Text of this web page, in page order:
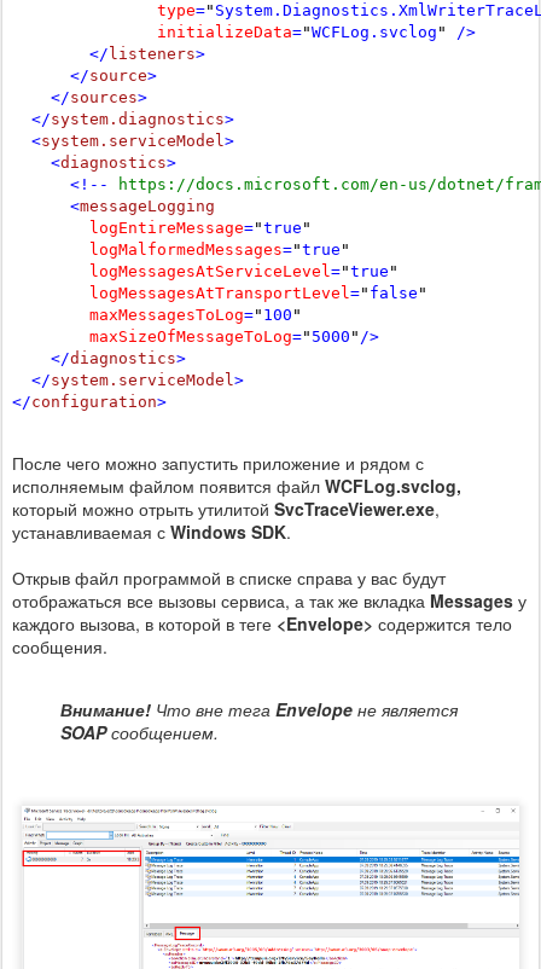
type="
initializeData="WCFLog.svclog "
/>
</ listeners>
</source>
</sources>
</system.diagnostics>
<system.serviceModel>
<diagnostics>
<!--
https://docs.microsoft.com/en-us/dotnet/
<messageLogging
logEntireMessage="true
logMalformedMessages="true
logMessagesAtServiceLevel="true
logMessagesAtTransportLevel=" false
maxMessagesToLog=" 100
maxSizeOfMessageToLog=" 5000 " />
</diagnostics>
</system.serviceModel>
</configuration>
После чего можно запустить приложение и рядом с
исполняемым файлом появится файл WCFLog.svclog,
который можно отрыть утилитой SvcTraceViewer.exe,
устанавливаемая с Windows SDK.
Открыв файл программой в списке справа у вас будут
отображаться все вызовы сервиса, а так же вкладка Messages у
каждого вызова, в которой в теге <Envelope> содержится тело
сообщения.
Внимание! Что вне тега Envelope не является
SOAPсообщением.